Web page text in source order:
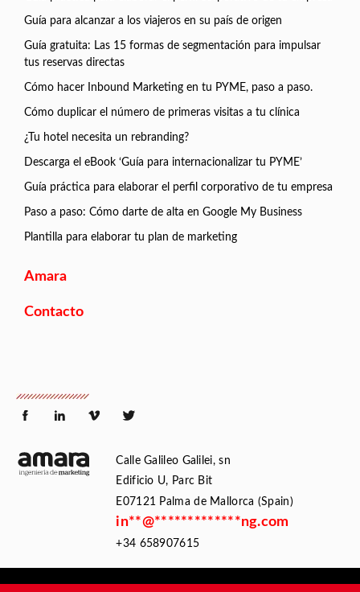
Guía para alcanzar a los viajeros en su país de origen
Guía gratuita: Las 15 formas de segmentación para impulsar
tus reservas directas
Cómo hacer Inbound Marketing en tu PYME, paso a paso.
Cómo duplicar el número de primeras visitas a tu clínica
¿Tu hotel necesita un rebranding?
Descarga el eBook ‘Guía para internacionalizar tu PYME’
Guía práctica para elaborar el perfil corporativo de tu empresa
Paso a paso: Cómo darte de alta en Google My Business
Plantilla para elaborar tu plan de marketing
Amara
Contacto
Calle Galileo Galilei, sn
Edificio U, Parc Bit
E07121 Palma de Mallorca (Spain)
in**@*************ng.com
+34 658907615